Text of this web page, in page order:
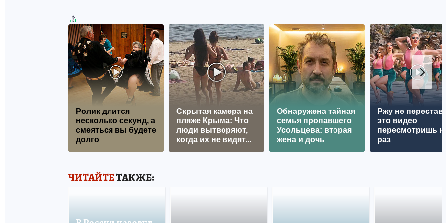
Ролик длится
несколько секунд, а
смеяться вы будете
долго
Скрытая камера на
пляже Крыма: Что
люди вытворяют,
когда их не видят...
Обнаружена тайная
семья пропавшего
Усольцева: вторая
жена и дочь
Ржу не
это видео
пересмотришь не
раз
ЧИТАЙТЕТАКЖЕ: